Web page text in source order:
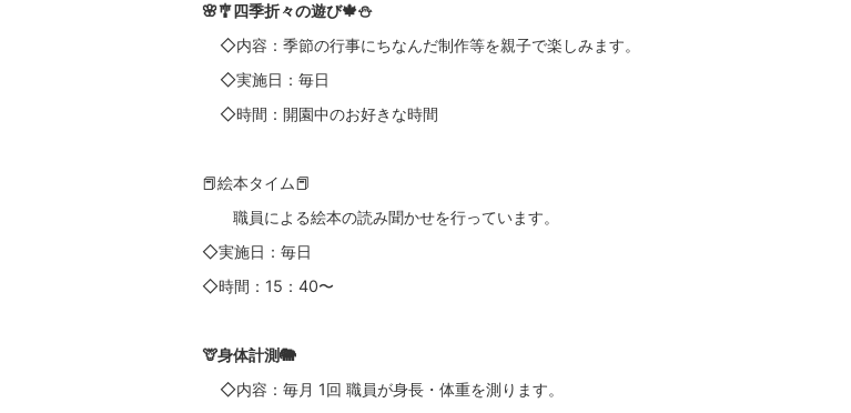
🌸🎐四季折々の遊び🍁⛄
◇内容：季節の行事にちなんだ制作等を親子で楽しみます。
◇実施日：毎日
◇時間：開園中のお好きな時間
📕絵本タイム📕
職員による絵本の読み聞かせを行っています。
◇実施日：毎日
◇時間：15：40〜
🦒身体計測🐘
◇内容：毎月 1回 職員が身長・体重を測ります。